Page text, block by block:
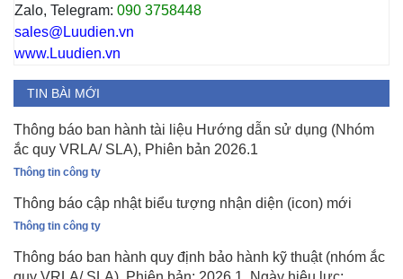
Zalo, Telegram: 090 3758448
sales@Luudien.vn
www.Luudien.vn
TIN BÀI MỚI
Thông báo ban hành tài liệu Hướng dẫn sử dụng (Nhóm
ắc quy VRLA/ SLA), Phiên bản 2026.1
Thông tin công ty
Thông báo cập nhật biểu tượng nhận diện (icon) mới
Thông tin công ty
Thông báo ban hành quy định bảo hành kỹ thuật (nhóm ắc